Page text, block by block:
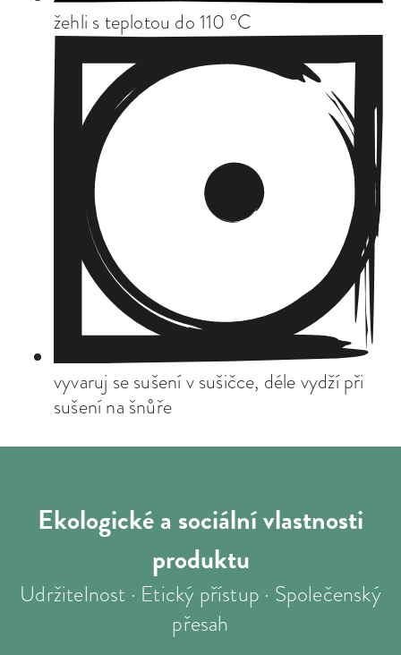
žehli s teplotou do 110 °C
vyvaruj se sušení v sušičce, déle vydží při
sušení na šnůře
Ekologické a sociálnívlastnosti
produktu
Udržitelnost · Etický přístup · Společenský
přesah